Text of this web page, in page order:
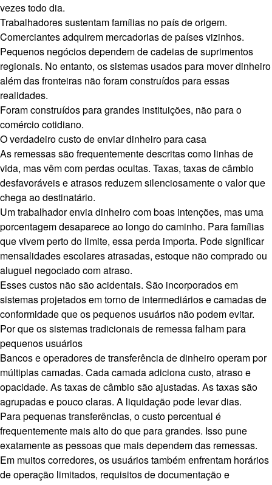
vezes todo dia.
Trabalhadores sustentam famílias no país de origem.
Comerciantes adquirem mercadorias de países vizinhos.
Pequenos negócios dependem de cadeias de suprimentos
regionais. No entanto, os sistemas usados para mover dinheiro
além das fronteiras não foram construídos para essas
realidades.
Foram construídos para grandes instituições, não para o
comércio cotidiano.
O verdadeiro custo de enviar dinheiro para casa
As remessas são frequentemente descritas como linhas de
vida, mas vêm com perdas ocultas. Taxas, taxas de câmbio
desfavoráveis e atrasos reduzem silenciosamente o valor que
chega ao destinatário.
Um trabalhador envia dinheiro com boas intenções, mas uma
porcentagem desaparece ao longo do caminho. Para famílias
que vivem perto do limite, essa perda importa. Pode significar
mensalidades escolares atrasadas, estoque não comprado ou
aluguel negociado com atraso.
Esses custos não são acidentais. São incorporados em
sistemas projetados em torno de intermediários e camadas de
conformidade que os pequenos usuários não podem evitar.
Por que os sistemas tradicionais de remessa falham para
pequenos usuários
Bancos e operadores de transferência de dinheiro operam por
múltiplas camadas. Cada camada adiciona custo, atraso e
opacidade. As taxas de câmbio são ajustadas. As taxas são
agrupadas e pouco claras. A liquidação pode levar dias.
Para pequenas transferências, o custo percentual é
frequentemente mais alto do que para grandes. Isso pune
exatamente as pessoas que mais dependem das remessas.
Em muitos corredores, os usuários também enfrentam horários
de operação limitados, requisitos de documentação e